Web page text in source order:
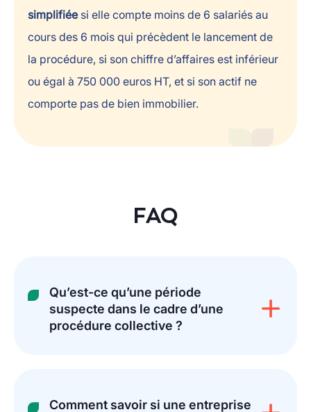
simplifiée si elle compte moins de 6 salariés au
cours des 6 mois qui précèdent le lancement de
la procédure, si son chiffre d’affaires est inférieur
ou égal à 750 000 euros HT, et si son actif ne
comporte pas de bien immobilier.
FAQ
Qu’est-ce qu’une période
suspecte dans le cadre d’une
procédure collective ?
Comment savoir si une entreprise